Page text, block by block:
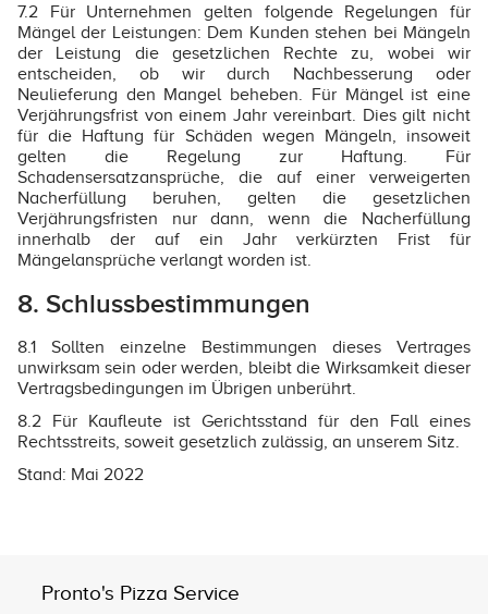
7.2 Für Unternehmen gelten folgende Regelungen für
Mängel der Leistungen: Dem Kunden stehen bei Mängeln
der Leistung die gesetzlichen Rechte zu, wobei wir
entscheiden, ob wir durch Nachbesserung oder
Neulieferung den Mangel beheben. Für Mängel ist eine
Verjährungsfrist von einem Jahr vereinbart. Dies gilt nicht
für die Haftung für Schäden wegen Mängeln, insoweit
gelten die Regelung zur Haftung. Für
Schadensersatzansprüche, die auf einer verweigerten
Nacherfüllung beruhen, gelten die gesetzlichen
Verjährungsfristen nur dann, wenn die Nacherfüllung
innerhalb der auf ein Jahr verkürzten Frist für
Mängelansprüche verlangt worden ist.
8. Schlussbestimmungen
8.1 Sollten einzelne Bestimmungen dieses Vertrages
unwirksam sein oder werden, bleibt die Wirksamkeit dieser
Vertragsbedingungen im Übrigen unberührt.
8.2 Für Kaufleute ist Gerichtsstand für den Fall eines
Rechtsstreits, soweit gesetzlich zulässig, an unserem Sitz.
Stand: Mai 2022
Pronto's Pizza Service